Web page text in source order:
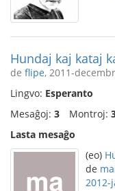
Hundaj kaj kataj
de flipe, 2011-
Lingvo: Esperanto
Mesaĝoj: 3 Montroj:
Lasta mesaĝo
(eo)
de
2012-